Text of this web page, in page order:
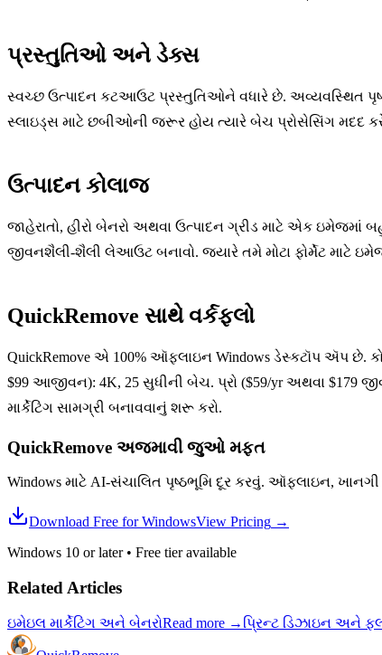
પ્રસ્તુતિઓ અને ડેક્સ
સ્વચ્છ ઉત્પાદન કટઆઉટ પ્રસ્તુતિઓને વધારે છે. અવ્યવસ્થિત
સ્લાઇડ્સ માટે છબીઓની જરૂર હોય ત્યારે બેચ પ્રોસેસિંગ મદદ
ઉત્પાદન કોલાજ
જાહેરાતો, હીરો બેનરો અથવા ઉત્પાદન ગ્રીડ માટે એક
જીવનશૈલી-શૈલી લેઆઉટ બનાવો. જ્યારે તમે મોટા ફોર્મેટ માટે
QuickRemove સાથે વર્કફ્લો
QuickRemove એ 100% ઑફલાઇન Windows ડેસ્કટૉપ ઍપ છે.
$99 આજીવન): 4K, 25 સુધીની બેચ. પ્રો ($59/yr અથવા $179
માર્કેટિંગ સામગ્રી બનાવવાનું શરૂ કરો.
QuickRemove અજમાવી જુઓ મફત
Windows માટે AI-સંચાલિત પૃષ્ઠભૂમિ દૂર કરવું. ઑફલાઇન,
Download Free for WindowsView Pricing →
Windows 10 or later• Free tier available
Related Articles
ઇમેઇલ માર્કેટિંગ અને બેનરોRead more → પ્રિન્ટ ડિઝાઇન અને